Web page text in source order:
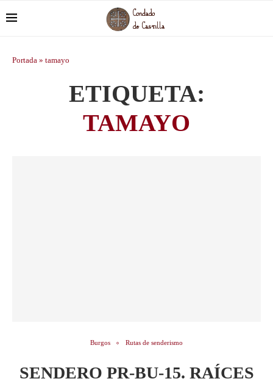
Portada » tamayo
ETIQUETA:
TAMAYO
Burgos Rutas de senderismo
SENDERO PR-BU-15. RAÍCES